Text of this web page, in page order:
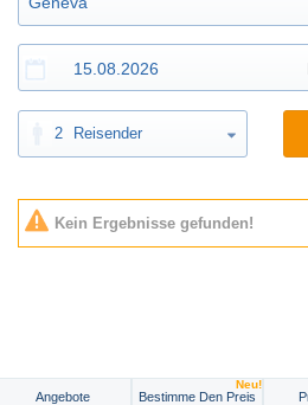
2 Reisender
Kein Ergebnisse gefunden!
Angebote Bestimme Den Preis
Neu!